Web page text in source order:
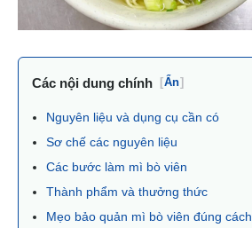
Các nội dung chính [Ẩn]
Nguyên liệu và dụng cụ cần có
Sơ chế các nguyên liệu
Các bước làm mì bò viên
Thành phẩm và thưởng thức
Mẹo bảo quản mì bò viên đúng cách